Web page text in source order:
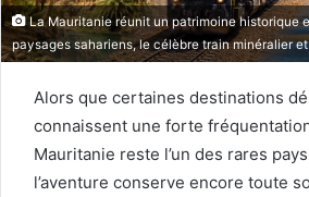
La Mauritanie réunit un patrimoine historique
paysages sahariens, le célèbre train minéralier
Alors que certaines destinations
connaissent une forte
Mauritanie reste l’un des rares
l’aventure conserve encore toute